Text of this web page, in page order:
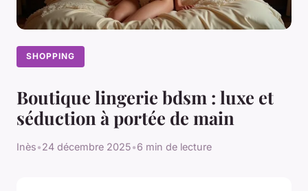
SHOPPING
Boutique lingerie bdsm : luxe et
séduction à portée de main
Inès•24 décembre 2025•6 min de lecture